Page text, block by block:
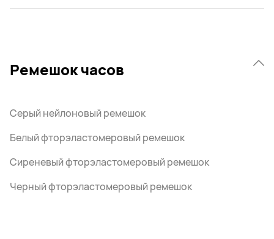
Ремешок часов
Серый нейлоновый ремешок
Белый фторэластомеровый ремешок
Сиреневый фторэластомеровый ремешок
Черный фторэластомеровый ремешок